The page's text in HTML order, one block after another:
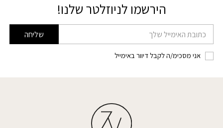
הירשמו לניוזלטר שלנו!
דוא׳׳ל שליחה
אני מסכימ/ה לקבל דיוור באימייל